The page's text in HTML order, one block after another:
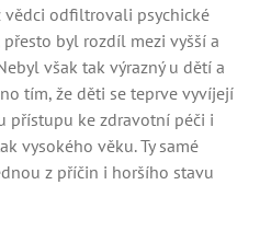
vědci odfiltrovali psychické
byl rozdíl mezi vyšší a
však tak výrazný u dětí a
tím, že děti se teprve vyvíjejí
přístupu ke zdravotní péči i
vysokého věku. Ty samé
z příčin i horšího stavu